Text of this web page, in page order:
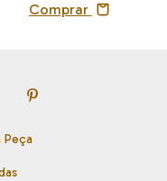
Comprar
Peça